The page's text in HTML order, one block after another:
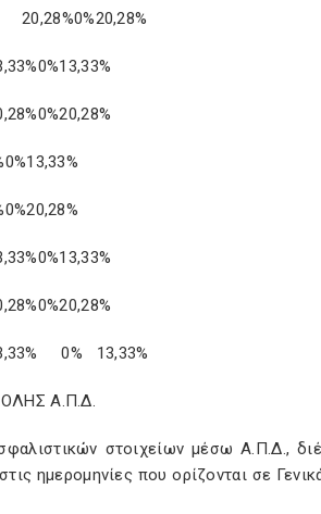
0% 13,33%
Α.Π.Δ.
στοιχείων μέσω Α.Π.Δ.,
ημερομηνίες που ορίζονται σε